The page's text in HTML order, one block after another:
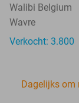
Walibi Belgium
Wavre
Verkocht: 3.800
Dagelijks om